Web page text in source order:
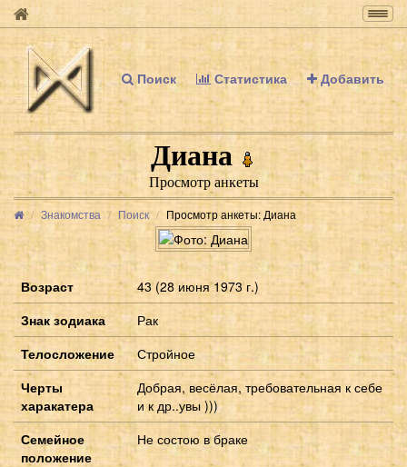
Поиск Статистика Добавить
Диана
Просмотр анкеты
Знакомства Поиск Просмотр анкеты: Диана
Возраст
43 (28 июня 1973 г.)
Знак зодиака
Рак
Телосложение
Стройное
Черты
харакатера
Добрая, весёлая, требовательная к себе
и к др..увы )))
Семейное
положение
Не состою в браке